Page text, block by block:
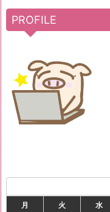
PROFILE
月 火 水